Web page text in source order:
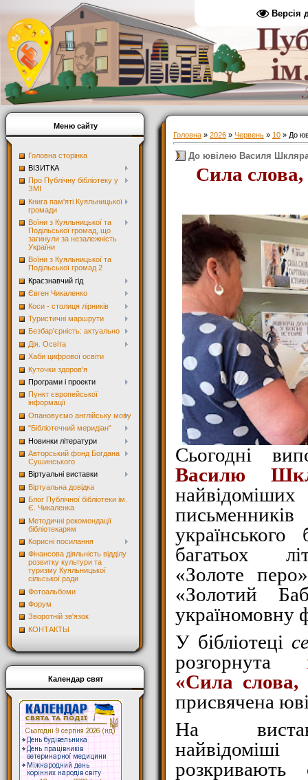
Версія
Меню сайту
Головна сторінка
ВІЗИТКА
Про Публічну бібліотеку у
ЗМІ
Книга пам'яті Куяльницької
громади
Воїни з Куяльницької та
Подільської громад, що
загинули за незалежність
України
Воїни з Куяльницької та
Подільської громад 2
Краєзнавчий гід
Євген Чикаленко
Коси - столиця лірників
Туристичні маршрути
Безбар'єрність: актуально
Дія. Освіта
Хаби цифрової освіти
Куточки здоров'я
Програми і проекти
Пункт європейської
інформації
Опановуємо англійську мову
"Бібліотечний меридіан"
Новинки літератури
Авторський фонд Богдана
Сушинського
Віртуальні виставки
Віртуальна довідка
Блог Публічної бібліотеки ім.
Є. Чикаленка
Методичні рекомендації
бібліотекарям
Корисні посилання
Фінансова діяльність відділу
розвитку культури та
туризму Куяльницької
сільської ради
Фотоальбоми
Форум
Зворотній зв'язок
КОНТАКТЫ
Календар свят
Головна » 2026 » Червень » 10 » До
До ювілею Василя
Сила слова,
Сьогодні
Василю
українського
багатьох
«Золоте
«Золотий
україномовну
У бібліотеці
розгорнута
«Сила слова,
присвячена
На
розкривають